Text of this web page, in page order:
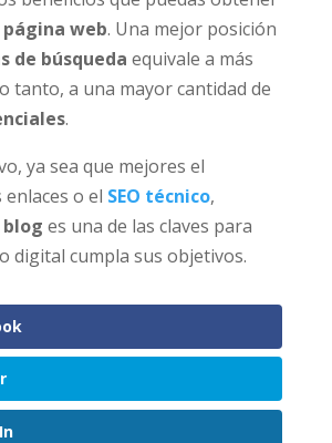
página web. Una mejor posición
de búsqueda equivale a más
tanto, a una mayor cantidad de
.
ya sea que mejores el
o el SEO técnico,
es una de las claves para
digital cumpla sus objetivos.